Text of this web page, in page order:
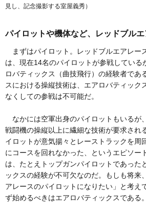
見し、記念撮影する室屋義秀）
パイロットや機体など、レッドブル
まずはパイロット。レッドブルエアレー
は、現在14名のパイロットが参戦している
ロバティックス（曲技飛行）の経験者であ
スにおける操縦技術は、エアロバティック
なくしての参戦は不可能だ。
なかには空軍出身のパイロットもいるが
戦闘機の操縦以上に繊細な技術が要求され
イロットが意気揚々とレーストラックを周
にコースを回れなかった、というエピソー
は、たとえトップガンパイロットであった
ックスの経験が不可欠なのだ。もしも将来
アレースのパイロットになりたい」と考え
ず始めるべきはエアロバティックスである。